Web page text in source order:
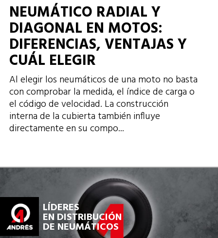
NEUMÁTICO RADIAL Y
DIAGONAL EN MOTOS:
DIFERENCIAS, VENTAJAS Y
CUÁL ELEGIR
Al elegir los neumáticos de una moto no basta
con comprobar la medida, el índice de carga o
el código de velocidad. La construcción
interna de la cubierta también influye
directamente en su compo...
LÍDERES
EN DISTRIBUCIÓN
DE NEUMÁTICOS